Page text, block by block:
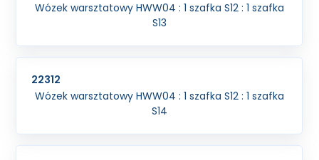
Wózek warsztatowy HWW04 : 1 szafka S12 : 1 szafka
S13
22312
Wózek warsztatowy HWW04 : 1 szafka S12 : 1 szafka
S14